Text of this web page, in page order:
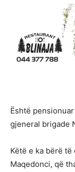
Është
gjeneral brigade
Këtë e ka bërë
Maqedonci, që